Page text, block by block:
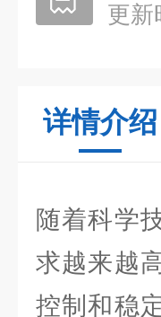
更新
详情介绍
随着科学
求越来越
控制和稳